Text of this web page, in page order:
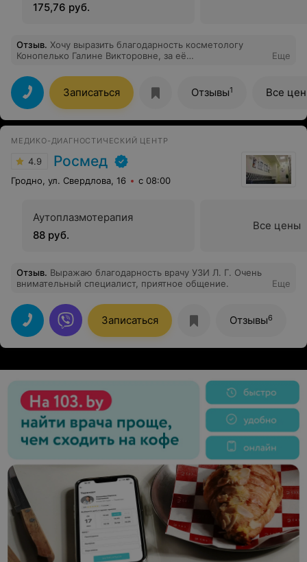
175,76 руб.
Отзыв. Хочу выразить благодарность косметологу
Конопелько Галине Викторовне, за её
Еще
Записаться Отзывы1 Все
МЕДИКО-ДИАГНОСТИЧЕСКИЙ ЦЕНТР
4.9 Росмед
Гродно, ул. Свердлова, 16 с 08:00
Аутоплазмотерапия
88 руб.
Все цены
Отзыв. Выражаю благодарность врачу УЗИ Л. Г. Очень
внимательный специалист, приятное общение.
Еще
Записаться Отзывы6